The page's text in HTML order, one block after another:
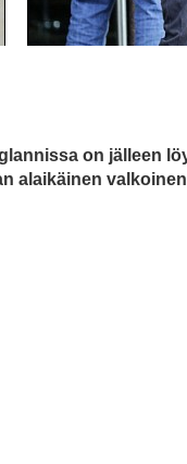
on jälleen
alaikäinen